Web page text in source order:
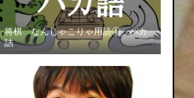
将棋 なんじゃこりゃ用語① バカ
詰